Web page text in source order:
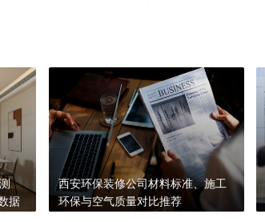
据
西安环保装修公司材料标准、施工
环保与空气质量对比推荐